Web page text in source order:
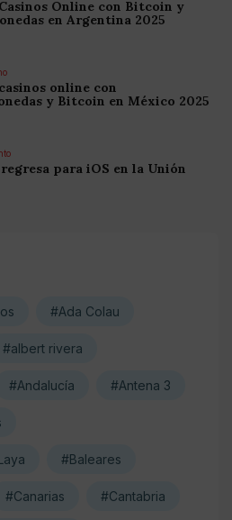
Online con Bitcoin y
en Argentina 2025
online con
y Bitcoin en México 2025
para iOS en la Unión
#Ada Colau
#albert rivera
#Andalucía #Antena 3
#Baleares
#Canarias #Cantabria